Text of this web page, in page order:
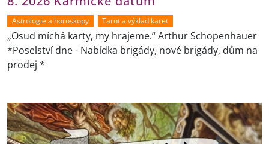
Astrologie a horoskopy Tarot a výklad karet
„Osud míchá karty, my hrajeme.“ Arthur Schopenhauer
*Poselství dne - Nabídka brigády, nové brigády, dům na
prodej *